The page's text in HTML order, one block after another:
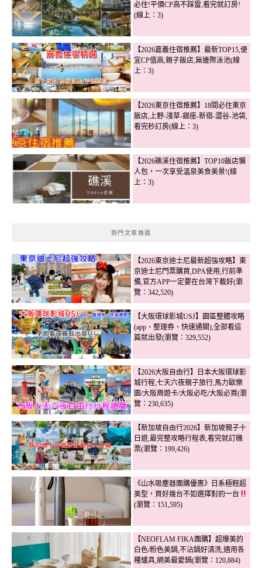
必住!平價CP高不踩雷,看完就訂房!
(線上：3)
【2026嘉義住宿推薦】最新TOP15,便
宜CP值高,親子飯店,無邊際泳池(線
上：3)
【2026東京住宿推薦】18間必住東京
飯店,上野-淺草-銀座-新宿-澀谷-池袋,
看完秒訂房(線上：3)
【2026礁溪住宿推薦】TOP10飯店懶
人包，一次享受溫泉美食美景!(線
上：3)
熱門文章推薦
【2026東京迪士尼最新超強攻略】東
京迪士尼門票購買,DPA使用,行前準
備,官方APP一定要在台灣下載好(瀏
覽：342,520)
【大阪環球影城USJ】園區整體攻略
(app、整理券、快速通關),全部看這
篇就出發(瀏覽：329,552)
【2026大阪自由行】日本大阪環球影
城行程,七天六夜親子旅行,馬力歐樂
園/大阪周遊卡/大阪必吃/大阪必買(瀏
覽：230,635)
【新加坡自由行2026】新加坡親子十
日遊,最完整攻略行程表,看完就訂機
票(瀏覽：199,426)
《山水吸塵器團購優惠》日系極輕超
美型，買好幾台不如選擇對的一台
(瀏覽：151,595)
【NEOFLAM FIKA團購】超爆美的
白色/粉色美鍋,不沾鍋好清洗,適用各
種爐具,網美最愛鍋(瀏覽：120,884)